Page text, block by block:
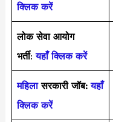
क्लिक करें
लोक सेवा आयोग
भर्ती:यहाँ क्लिक करें
महिलासरकारी जॉब: यहाँ
क्लिक करें